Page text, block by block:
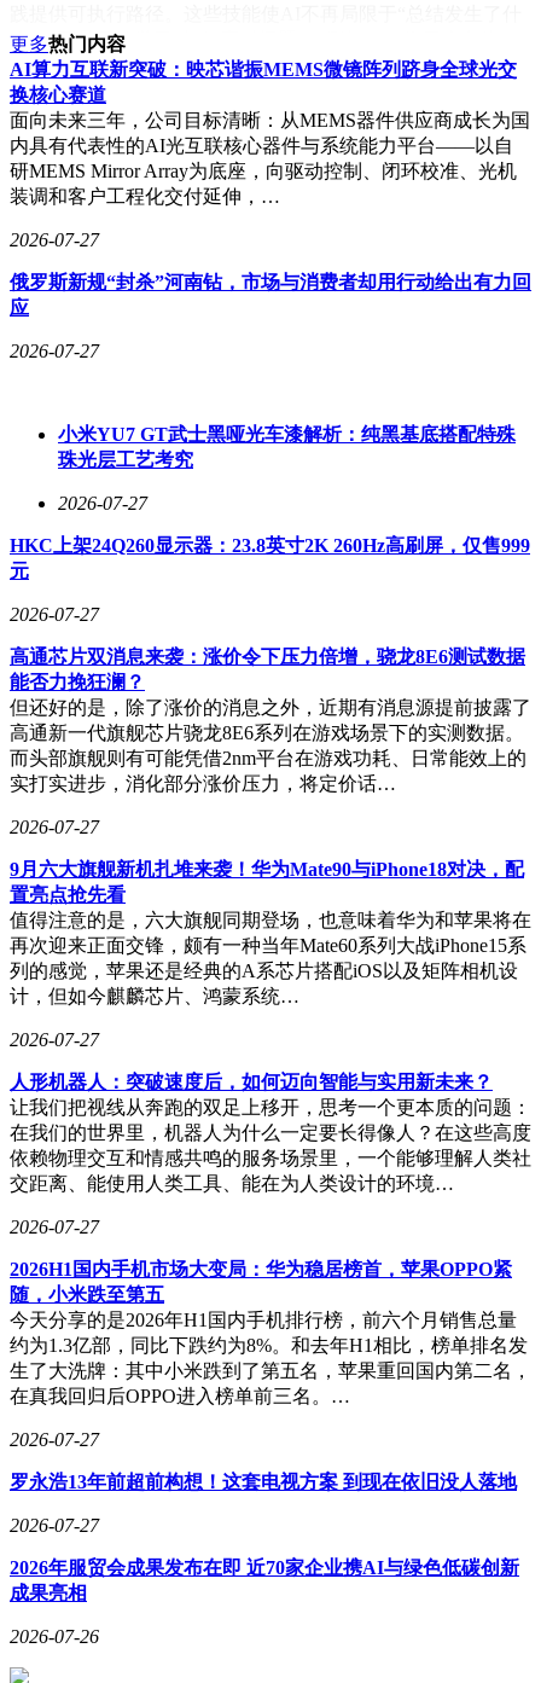
么”，而是开始学习“如何应对问题”。例如，一位用户在使
用“解决方案”技能后，仅用10分钟便获得了原本需要数小时研
究的竞品分析框架，效率提升显著。
从市场表现来看，未来智能的战略转型已初见成效。据马啸披
露，截至2025年，该公司国内线下门店已超过3500家，核心商
圈门店达2500家，出货总量突破25万件，单店产出同比增加
56%。在海外市场，2026年一季度全渠道增长3.8倍，活跃用
户与订阅用户同比分别增长11.5倍与23.8倍。这些数据表明，
从“工具”向“Agent”转型的关键支撑。
求“用完即走”，用户仅在需要录音或转写时打开，使用频次有
之增强。马啸将这一模式称为“双向增长引擎”：用户通过持续
交互喂养数据，AI通过数据迭代提升服务，形成良性循环。
在市场竞争中，未来智能正试图开辟“AI Agent耳机”这一新赛
套能够持续承接、处理信息并输出结果的工作系统。这一定位
瞄准了高端生产力工具的市场空间，用户获得的不仅是一个功
能列表，而是一个“越用越懂自己”的工作流引擎。例如，一位
度显著提高，这直接推动了其订阅服务的续费。
更多热门内容
AI算力互联新突破：映芯谐振MEMS微镜阵列跻身全球光交
换核心赛道
面向未来三年，公司目标清晰：从MEMS器件供应商成长为国
内具有代表性的AI光互联核心器件与系统能力平台——以自
研MEMS Mirror Array为底座，向驱动控制、闭环校准、光机
装调和客户工程化交付延伸，…
2026-07-27
俄罗斯新规“封杀”河南钻，市场与消费者却用行动给出有力回
应
2026-07-27
小米YU7 GT武士黑哑光车漆解析：纯黑基底搭配特殊
珠光层工艺考究
2026-07-27
HKC上架24Q260显示器：23.8英寸2K 260Hz高刷屏，仅售999
元
2026-07-27
高通芯片双消息来袭：涨价令下压力倍增，骁龙8E6测试数据
能否力挽狂澜？
但还好的是，除了涨价的消息之外，近期有消息源提前披露了
高通新一代旗舰芯片骁龙8E6系列在游戏场景下的实测数据。
而头部旗舰则有可能凭借2nm平台在游戏功耗、日常能效上的
实打实进步，消化部分涨价压力，将定价话…
2026-07-27
9月六大旗舰新机扎堆来袭！华为Mate90与iPhone18对决，配
置亮点抢先看
值得注意的是，六大旗舰同期登场，也意味着华为和苹果将在
再次迎来正面交锋，颇有一种当年Mate60系列大战iPhone15系
列的感觉，苹果还是经典的A系芯片搭配iOS以及矩阵相机设
计，但如今麒麟芯片、鸿蒙系统…
2026-07-27
人形机器人：突破速度后，如何迈向智能与实用新未来？
让我们把视线从奔跑的双足上移开，思考一个更本质的问题：
在我们的世界里，机器人为什么一定要长得像人？在这些高度
依赖物理交互和情感共鸣的服务场景里，一个能够理解人类社
交距离、能使用人类工具、能在为人类设计的环境…
2026-07-27
2026H1国内手机市场大变局：华为稳居榜首，苹果OPPO紧
随，小米跌至第五
今天分享的是2026年H1国内手机排行榜，前六个月销售总量
约为1.3亿部，同比下跌约为8%。和去年H1相比，榜单排名发
生了大洗牌：其中小米跌到了第五名，苹果重回国内第二名，
在真我回归后OPPO进入榜单前三名。…
2026-07-27
罗永浩13年前超前构想！这套电视方案 到现在依旧没人落地
2026-07-27
2026年服贸会成果发布在即 近70家企业携AI与绿色低碳创新
成果亮相
2026-07-26